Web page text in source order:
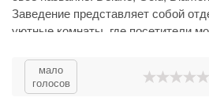
Заведение представляет собой
уютные комнаты, где посетители
чувствуя себя как дома.
мало
голосов